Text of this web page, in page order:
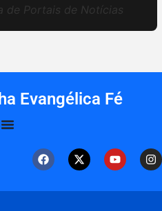
de Portais de Notícias
Evangélica Fé